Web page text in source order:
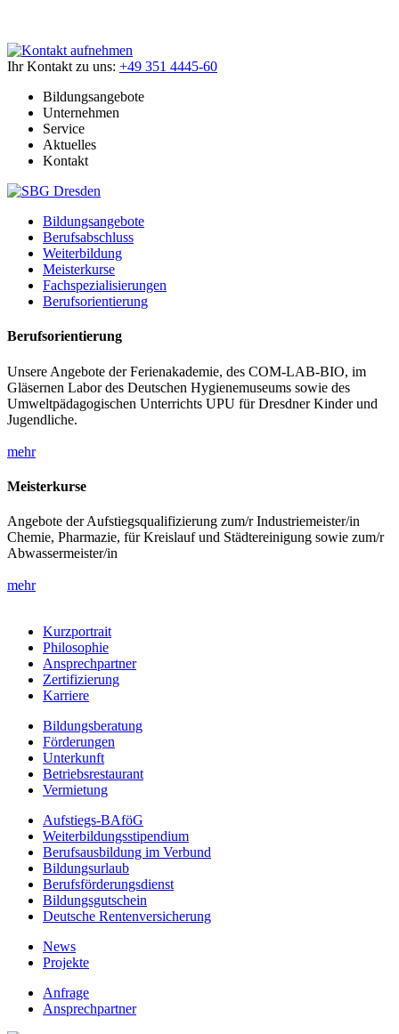
Ihr Kontakt zu uns: +49 351 4445-60
Bildungsangebote
Unternehmen
Service
Aktuelles
Kontakt
Bildungsangebote
Berufsabschluss
Weiterbildung
Meisterkurse
Fachspezialisierungen
Berufsorientierung
Berufsorientierung
Unsere Angebote der Ferienakademie, des COM-LAB-BIO, im
Gläsernen Labor des Deutschen Hygienemuseums sowie des
Umweltpädagogischen Unterrichts UPU für Dresdner Kinder und
Jugendliche.
mehr
Meisterkurse
Angebote der Aufstiegsqualifizierung zum/r Industriemeister/in
Chemie, Pharmazie, für Kreislauf und Städtereinigung sowie zum/r
Abwassermeister/in
mehr
Kurzportrait
Philosophie
Ansprechpartner
Zertifizierung
Karriere
Bildungsberatung
Förderungen
Unterkunft
Betriebsrestaurant
Vermietung
Aufstiegs-BAföG
Weiterbildungsstipendium
Berufsausbildung im Verbund
Bildungsurlaub
Berufsförderungsdienst
Bildungsgutschein
Deutsche Rentenversicherung
News
Projekte
Anfrage
Ansprechpartner